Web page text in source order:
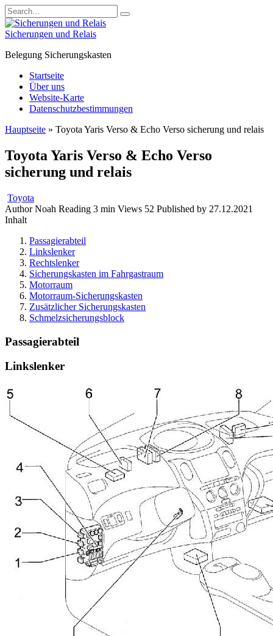
Skip
to
content
Search
for:
Sicherungen und Relais
Belegung Sicherungskasten
Startseite
Über uns
Website-Karte
Datenschutzbestimmungen
Hauptseite » Toyota Yaris Verso & Echo Verso sicherung und relais
Toyota Yaris Verso & Echo Verso
sicherung und relais
Toyota
Author Noah Reading 3 min Views 52 Published by 27.12.2021
Inhalt
Passagierabteil
Linkslenker
Rechtslenker
Sicherungskasten im Fahrgastraum
Motorraum
Motorraum-Sicherungskasten
Zusätzlicher Sicherungskasten
Schmelzsicherungsblock
Passagierabteil
Linkslenker